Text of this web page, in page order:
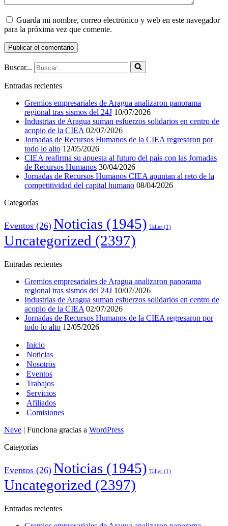
Guarda mi nombre, correo electrónico y web en este navegador
para la próxima vez que comente.
Buscar...
Entradas recientes
Gremios empresariales de Aragua analizaron panorama
regional tras sismos del 24J 10/07/2026
Industrias de Aragua suman esfuerzos solidarios en centro de
acopio de la CIEA 02/07/2026
Jornadas de Recursos Humanos de la CIEA regresaron por
todo lo alto 12/05/2026
CIEA reafirma su apuesta al futuro del país con las Jornadas
de Recursos Humanos 30/04/2026
Jornadas de Recursos Humanos CIEA apuntan al reto de la
competitividad del capital humano 08/04/2026
Categorías
Eventos (26) Noticias (1945) Taller (1)
Uncategorized (2397)
Entradas recientes
Gremios empresariales de Aragua analizaron panorama
regional tras sismos del 24J 10/07/2026
Industrias de Aragua suman esfuerzos solidarios en centro de
acopio de la CIEA 02/07/2026
Jornadas de Recursos Humanos de la CIEA regresaron por
todo lo alto 12/05/2026
Inicio
Noticias
Nosotros
Eventos
Trabajos
Servicios
Afiliados
Comisiones
Neve | Funciona gracias a WordPress
Categorías
Eventos (26) Noticias (1945) Taller (1)
Uncategorized (2397)
Entradas recientes